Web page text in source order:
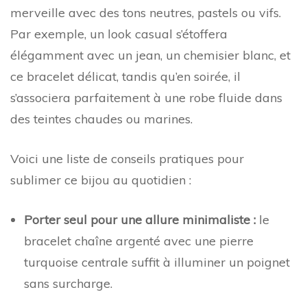
merveille avec des tons neutres, pastels ou vifs.
Par exemple, un look casual s’étoffera
élégamment avec un jean, un chemisier blanc, et
ce bracelet délicat, tandis qu’en soirée, il
s’associera parfaitement à une robe fluide dans
des teintes chaudes ou marines.
Voici une liste de conseils pratiques pour
sublimer ce bijou au quotidien :
Porter seul pour une allure minimaliste : le
bracelet chaîne argenté avec une pierre
turquoise centrale suffit à illuminer un poignet
sans surcharge.